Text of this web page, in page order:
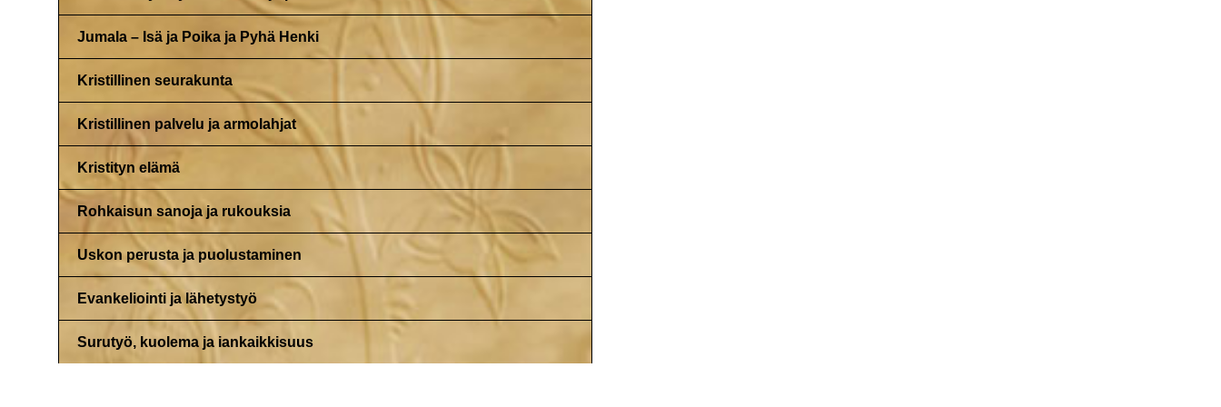
Jumala – Isä ja Poika ja Pyhä Henki
Kristillinen seurakunta
Kristillinen palvelu ja armolahjat
Kristityn elämä
Rohkaisun sanoja ja rukouksia
Uskon perusta ja puolustaminen
Evankeliointi ja lähetystyö
Surutyö, kuolema ja iankaikkisuus